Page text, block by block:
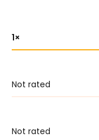
1
Not rated
Not rated